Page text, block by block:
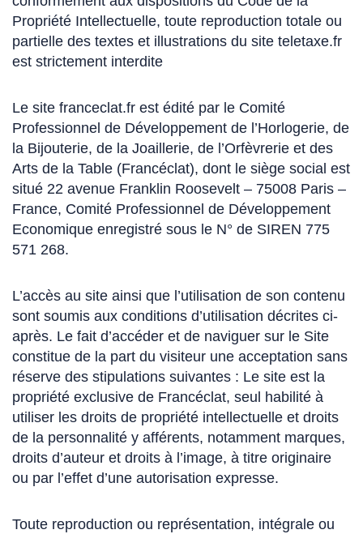
Propriété Intellectuelle, toute reproduction totale ou
partielle des textes et illustrations du site teletaxe.fr
est strictement interdite
Le site franceclat.fr est édité par le Comité
Professionnel de Développement de l’Horlogerie, de
la Bijouterie, de la Joaillerie, de l’Orfèvrerie et des
Arts de la Table (Francéclat), dont le siège social est
situé 22 avenue Franklin Roosevelt – 75008 Paris –
France, Comité Professionnel de Développement
Economique enregistré sous le N° de SIREN 775
571 268.
L’accès au site ainsi que l’utilisation de son contenu
sont soumis aux conditions d’utilisation décrites ci-
après. Le fait d’accéder et de naviguer sur le Site
constitue de la part du visiteur une acceptation sans
réserve des stipulations suivantes : Le site est la
propriété exclusive de Francéclat, seul habilité à
utiliser les droits de propriété intellectuelle et droits
de la personnalité y afférents, notamment marques,
droits d’auteur et droits à l’image, à titre originaire
ou par l’effet d’une autorisation expresse.
Toute reproduction ou représentation, intégrale ou